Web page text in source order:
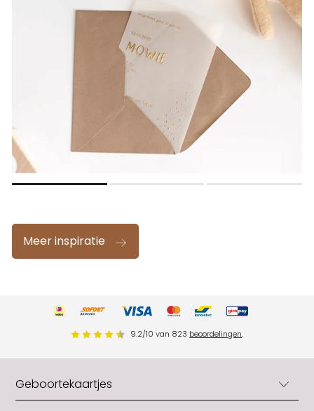
Meer inspiratie
9.2/10 van 823 beoordelingen.
Geboortekaartjes